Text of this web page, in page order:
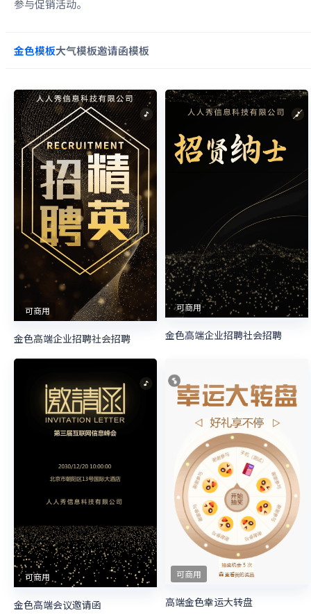
参与促销活动。
金色模板大气模板邀请函模板
可商用
金色高端企业招聘社会招聘
可商用
金色高端企业招聘社会招聘
可商用
金色高端会议邀请函
可商用
高端金色幸运大转盘